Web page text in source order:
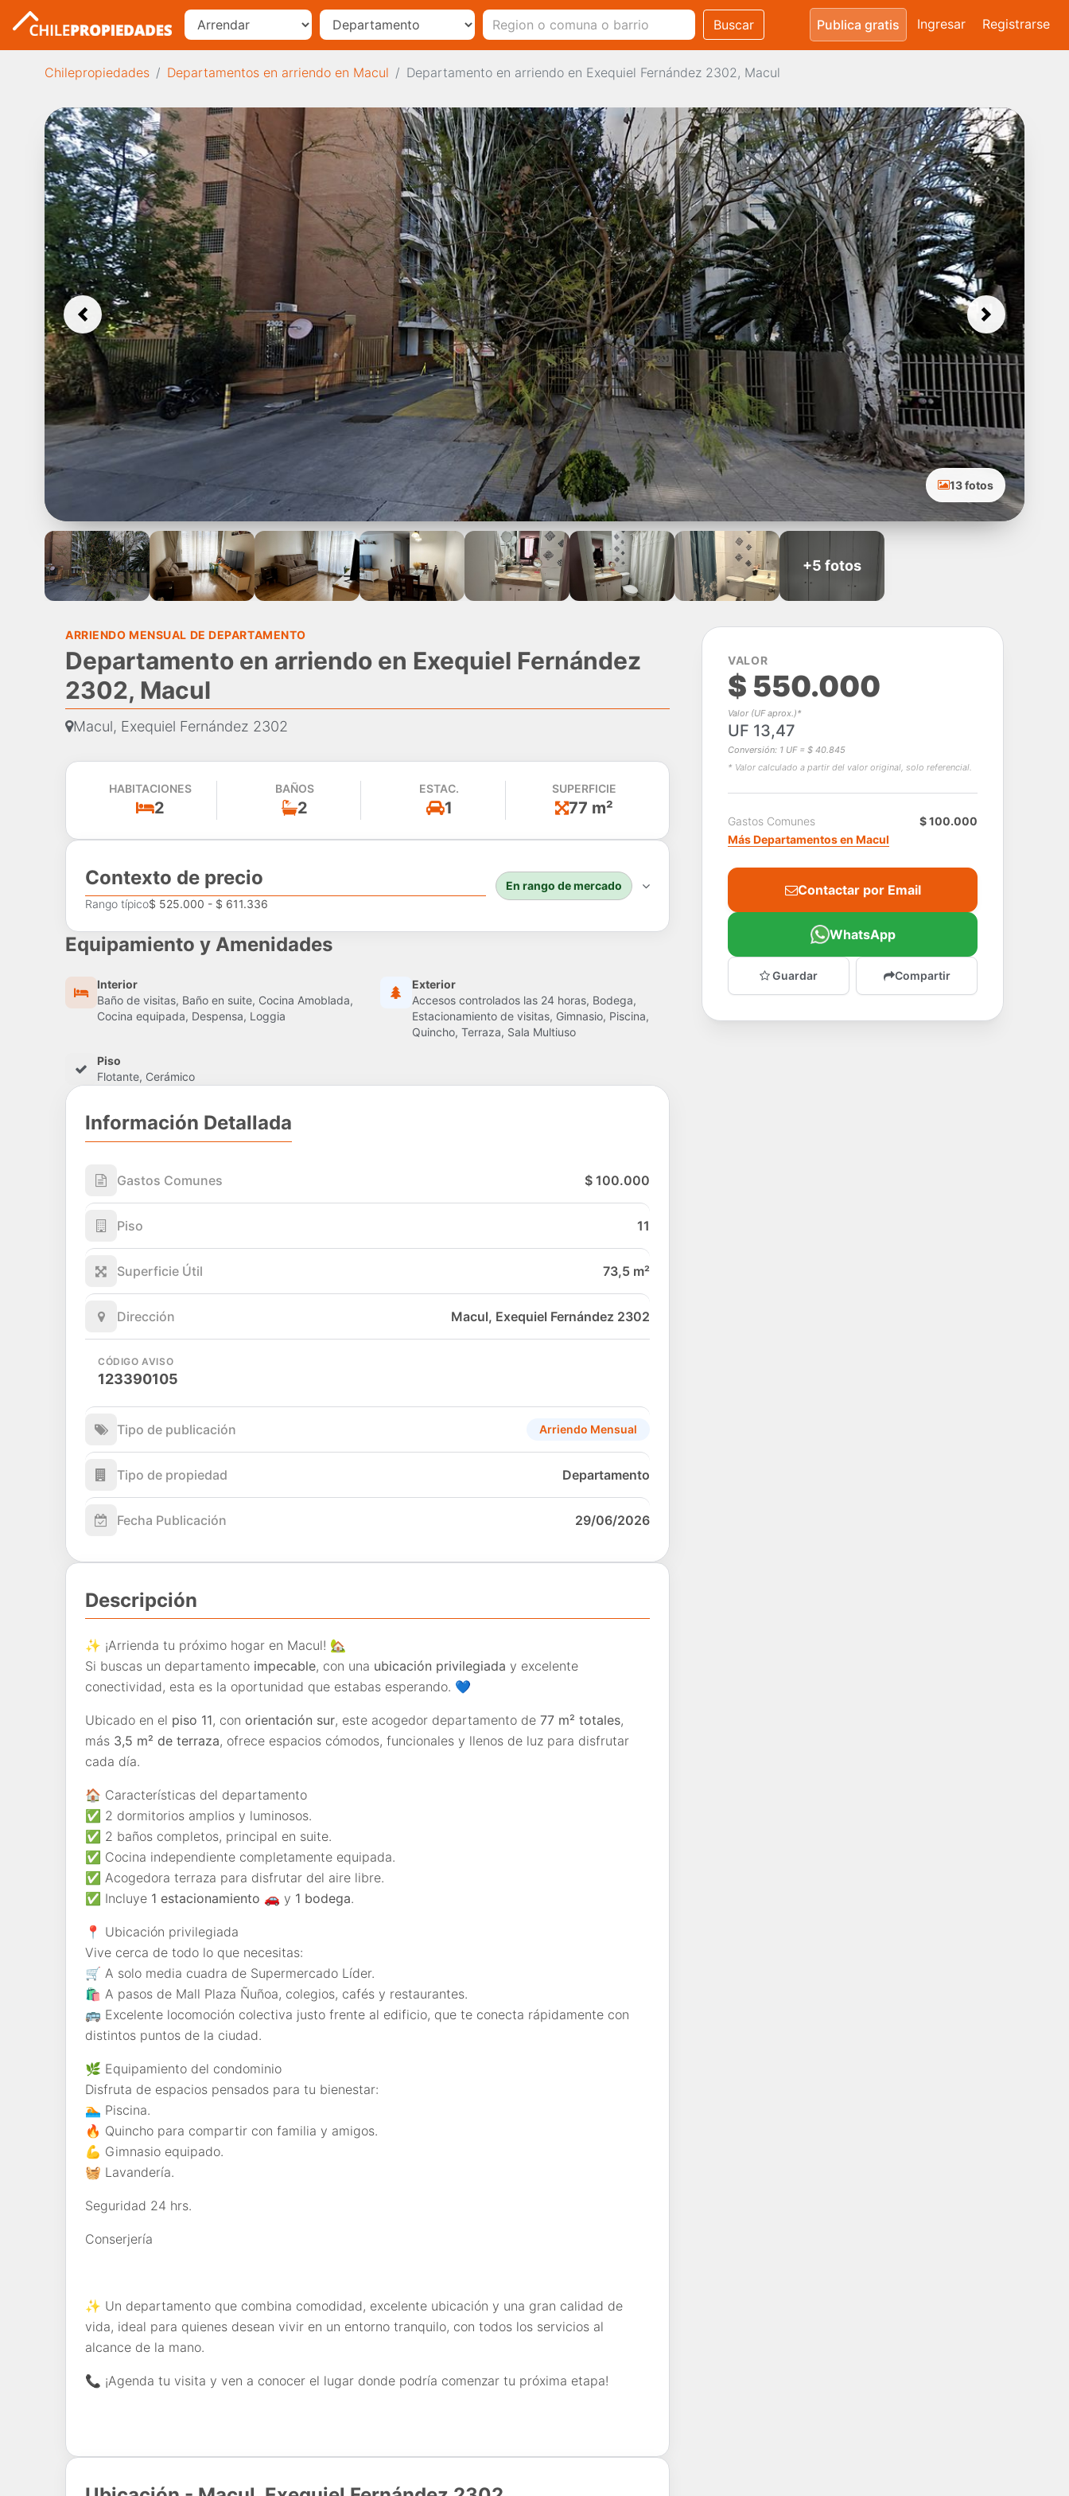
Buscar Publica gratis Ingresar Registrarse
Chilepropiedades Departamentos en arriendo en Macul Departamento en arriendo en Exequiel Fernández 2302, Macul
Previous Next
13 fotos
+5 fotos
ARRIENDO MENSUAL DE DEPARTAMENTO
Departamento en arriendo en Exequiel Fernández
2302, Macul
Macul, Exequiel Fernández 2302
HABITACIONES
2
BAÑOS
2
ESTAC.
1
SUPERFICIE
77 m²
Contexto de precio
Rango típico$ 525.000 - $ 611.336
En rango de mercado
Equipamiento y Amenidades
Interior
Baño de visitas, Baño en suite, Cocina Amoblada,
Cocina equipada, Despensa, Loggia
Exterior
Accesos controlados las 24 horas, Bodega,
Estacionamiento de visitas, Gimnasio, Piscina,
Quincho, Terraza, Sala Multiuso
Piso
Flotante, Cerámico
Información Detallada
Gastos Comunes $ 100.000
Piso 11
Superficie Útil 73,5 m²
Dirección Macul, Exequiel Fernández 2302
CÓDIGO AVISO
123390105
Tipo de publicación Arriendo Mensual
Tipo de propiedad Departamento
Fecha Publicación 29/06/2026
Descripción
✨ ¡Arrienda tu próximo hogar en Macul! 🏡
Si buscas un departamento impecable, con una ubicación privilegiada y excelente
conectividad, esta es la oportunidad que estabas esperando. 💙
Ubicado en el piso 11, con orientación sur, este acogedor departamento de 77 m² totales,
más 3,5 m² de terraza, ofrece espacios cómodos, funcionales y llenos de luz para disfrutar
cada día.
🏠 Características del departamento
✅ 2 dormitorios amplios y luminosos.
✅ 2 baños completos, principal en suite.
✅ Cocina independiente completamente equipada.
✅ Acogedora terraza para disfrutar del aire libre.
✅ Incluye 1 estacionamiento 🚗 y 1 bodega.
📍 Ubicación privilegiada
Vive cerca de todo lo que necesitas:
🛒 A solo media cuadra de Supermercado Líder.
🛍️ A pasos de Mall Plaza Ñuñoa, colegios, cafés y restaurantes.
🚌 Excelente locomoción colectiva justo frente al edificio, que te conecta rápidamente con
distintos puntos de la ciudad.
🌿 Equipamiento del condominio
Disfruta de espacios pensados para tu bienestar:
🏊 Piscina.
🔥 Quincho para compartir con familia y amigos.
💪 Gimnasio equipado.
🧺 Lavandería.
Seguridad 24 hrs.
Conserjería
✨ Un departamento que combina comodidad, excelente ubicación y una gran calidad de
vida, ideal para quienes desean vivir en un entorno tranquilo, con todos los servicios al
alcance de la mano.
📞 ¡Agenda tu visita y ven a conocer el lugar donde podría comenzar tu próxima etapa!
VALOR
$ 550.000
Valor (UF aprox.)*
UF 13,47
Conversión: 1 UF = $ 40.845
* Valor calculado a partir del valor original, solo referencial.
Gastos Comunes
$ 100.000
Más Departamentos en Macul
Contactar por Email
WhatsApp
Guardar Compartir